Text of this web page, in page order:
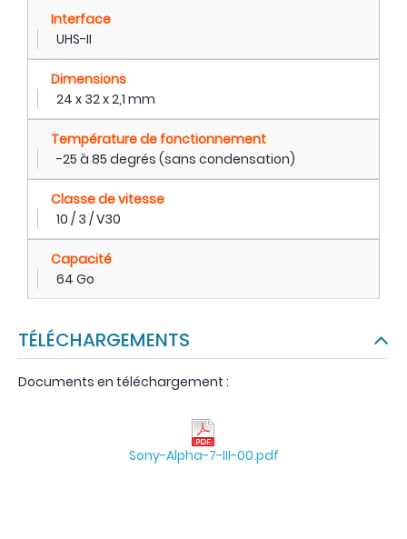
Interface
UHS-II
Dimensions
24 x 32 x 2,1 mm
Température de fonctionnement
-25 à 85 degrés (sans condensation)
Classe de vitesse
10 / 3 / V30
Capacité
64 Go
TÉLÉCHARGEMENTS
Documents en téléchargement :
Sony-Alpha-7-III-00.pdf